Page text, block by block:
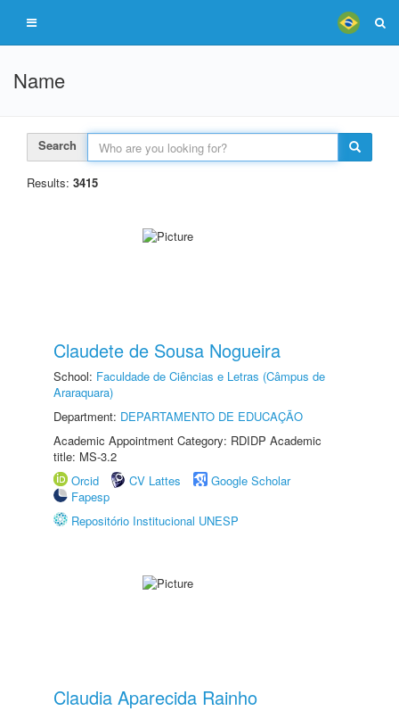
Name
Search
Results: 3415
Claudete de Sousa Nogueira
School: Faculdade de Ciências e Letras (Câmpus de
Araraquara)
Department: DEPARTAMENTO DE EDUCAÇÃO
Academic Appointment Category: RDIDP Academic
title: MS-3.2
Orcid
CV Lattes
Google Scholar
Fapesp
Repositório Institucional UNESP
Claudia Aparecida Rainho